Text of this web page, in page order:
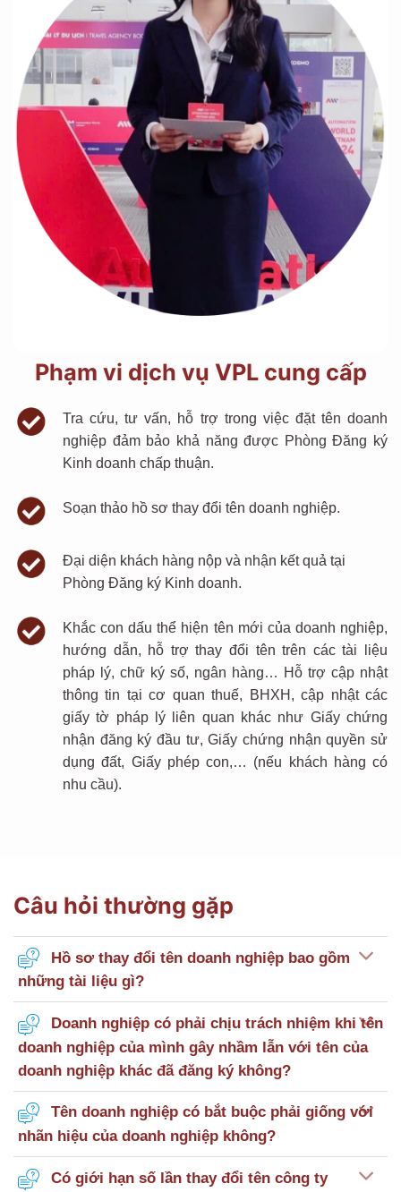
Phạm vi dịch vụ VPL cung cấp
Tra cứu, tư vấn, hỗ trợ trong việc đặt tên doanh
nghiệp đảm bảo khả năng được Phòng Đăng ký
Kinh doanh chấp thuận.
Soạn thảo hồ sơ thay đổi tên doanh nghiệp.
Đại diện khách hàng nộp và nhận kết quả tại
Phòng Đăng ký Kinh doanh.
Khắc con dấu thể hiện tên mới của doanh nghiệp,
hướng dẫn, hỗ trợ thay đổi tên trên các tài liệu
pháp lý, chữ ký số, ngân hàng… Hỗ trợ cập nhật
thông tin tại cơ quan thuế, BHXH , cập nhật các
giấy tờ pháp lý liên quan khác như Giấy chứng
nhận đăng ký đầu tư, Giấy chứng nhận quyền sử
dụng đất, Giấy phép con,… (nếu
khách hàng có
nhu cầu).
Câu hỏi thường gặp
Hồ sơ thay đổi tên doanh nghiệp bao gồm
những tài liệu gì?
Doanh nghiệp có phải chịu trách nhiệm khi tên
doanh nghiệp của mình gây nhầm lẫn với tên của
doanh nghiệp khác đã đăng ký không?
Tên doanh nghiệp có bắt buộc phải giống với
nhãn hiệu của doanh nghiệp không?
Có giới hạn số lần thay đổi tên công ty